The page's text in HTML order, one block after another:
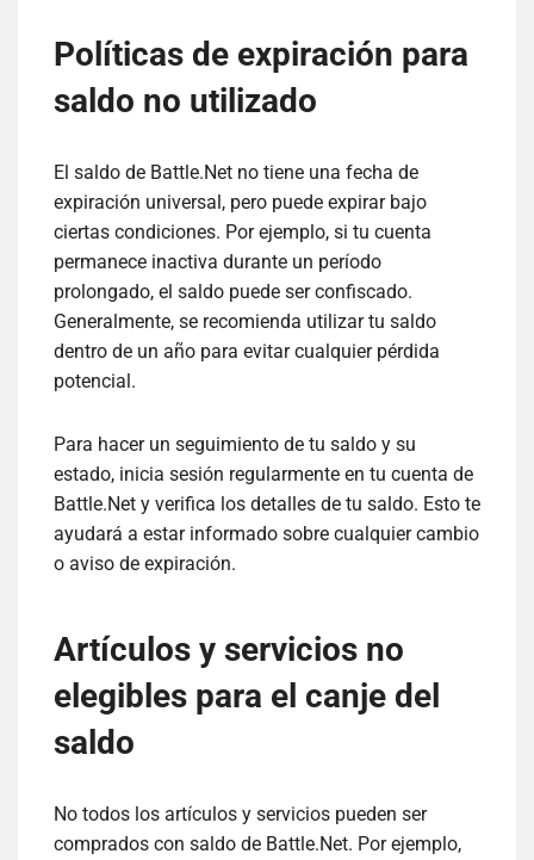
Políticas de expiración para
saldo no utilizado
El saldo de Battle.Net no tiene una fecha de
expiración universal, pero puede expirar bajo
ciertas condiciones. Por ejemplo, si tu cuenta
permanece inactiva durante un período
prolongado, el saldo puede ser confiscado.
Generalmente, se recomienda utilizar tu saldo
dentro de un año para evitar cualquier pérdida
potencial.
Para hacer un seguimiento de tu saldo y su
estado, inicia sesión regularmente en tu cuenta de
Battle.Net y verifica los detalles de tu saldo. Esto te
ayudará a estar informado sobre cualquier cambio
o aviso de expiración.
Artículos y servicios no
elegibles para el canje del
saldo
No todos los artículos y servicios pueden ser
comprados con saldo de Battle.Net. Por ejemplo,